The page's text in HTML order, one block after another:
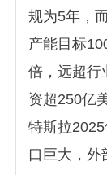
规为5年，
产能目标
倍，远超行
资超250亿
特斯拉
口巨大，外